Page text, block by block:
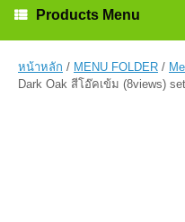
Products Menu
หน้าหลัก / MENU FOLDER /
Dark Oak สีโอ๊คเข้ม (8views)